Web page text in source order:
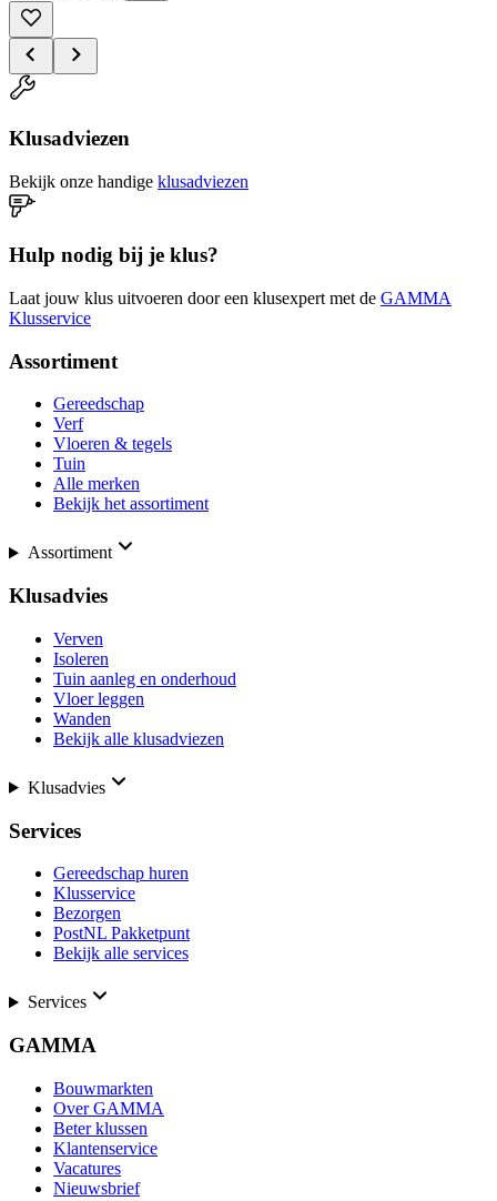
Klusadviezen
Bekijk onze handige klusadviezen
Hulp nodig bij je klus?
Laat jouw klus uitvoeren door een klusexpert met de GAMMA
Klusservice
Assortiment
Gereedschap
Verf
Vloeren & tegels
Tuin
Alle merken
Bekijk het assortiment
Assortiment
Klusadvies
Verven
Isoleren
Tuin aanleg en onderhoud
Vloer leggen
Wanden
Bekijk alle klusadviezen
Klusadvies
Services
Gereedschap huren
Klusservice
Bezorgen
PostNL Pakketpunt
Bekijk alle services
Services
GAMMA
Bouwmarkten
Over GAMMA
Beter klussen
Klantenservice
Vacatures
Nieuwsbrief